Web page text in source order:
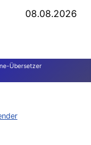
Übersetzer
08.08.2026